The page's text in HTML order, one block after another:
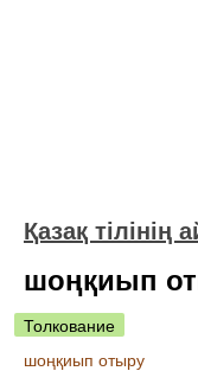
Қазақ тілінің
шоңқиып
Толкование
шоңқиып отыру